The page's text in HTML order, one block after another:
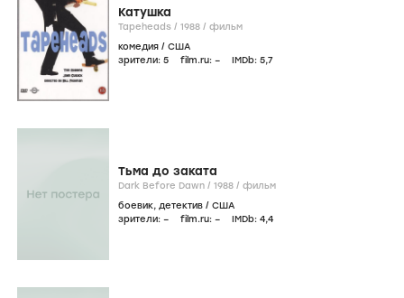
Катушка
Tapeheads / 1988 / фильм
комедия / США
зрители: 5 film.ru: – IMDb: 5,7
Тьма до заката
Dark Before Dawn / 1988 / фильм
боевик, детектив / США
зрители: – film.ru: – IMDb: 4,4